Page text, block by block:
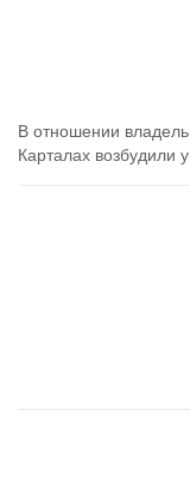
В отношении
Карталах возбудили